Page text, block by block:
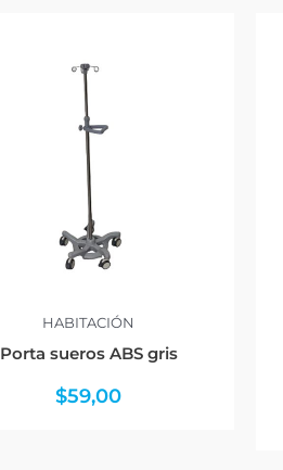
HABITACIÓN
Porta sueros ABS gris
$59,00